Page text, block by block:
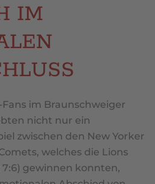
IM
im Braunschweiger
nicht nur ein
zwischen den New Yorker
welches die Lions
7:6) gewinnen konnten,